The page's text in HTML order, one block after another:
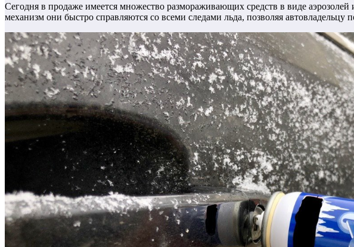
Сегодня в продаже имеется множество размораживающих средств в виде
механизм они быстро справляются со всеми следами льда, позволяя автовладельцу